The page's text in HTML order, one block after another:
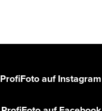
ProfiFoto auf Instagram